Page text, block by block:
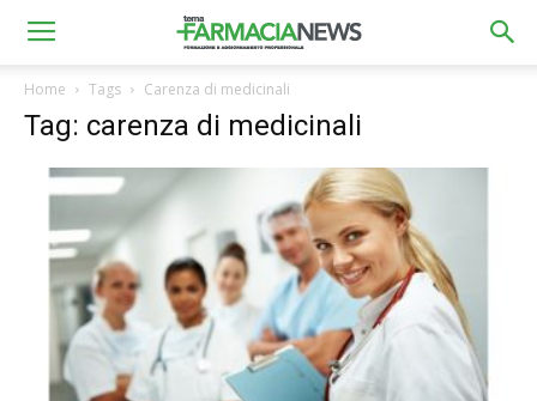
Home Tags Carenza di medicinali
Tag: carenza di medicinali